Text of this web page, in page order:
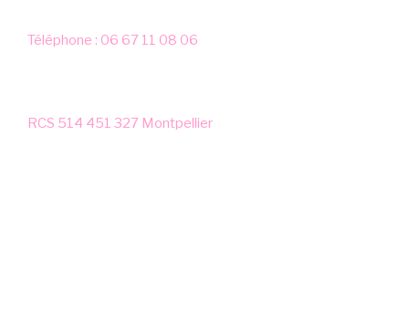
Téléphone : 06 67 11 08 06
RCS 514 451 327 Montpellier